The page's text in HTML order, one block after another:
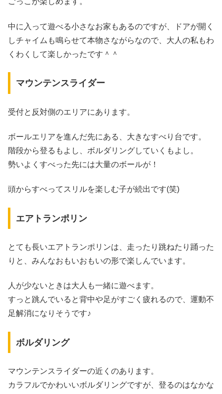
中に入って遊べる小さなお家もあるのですが、ドアが開く
しチャイムも鳴らせて本物さながらなので、大人の私もわ
くわくして楽しかったです＾＾
マウンテンスライダー
受付と反対側のエリアにあります。
ボールエリアを進んだ先にある、大きなすべり台です。
階段から登るもよし、ボルダリングしていくもよし。
勢いよくすべった先には大量のボールが！
頭からすべってスリルを楽しむ子が続出です(笑)
エアトランポリン
とても長いエアトランポリンは、走ったり跳ねたり踊った
りと、みんなおもいおもいの形で楽しんでいます。
人が少ないときは大人も一緒に遊べます。
すっと跳んでいると背中や足がすごく疲れるので、運動不
足解消になりそうです♪
ボルダリング
マウンテンスライダーの近くのあります。
カラフルでかわいいボルダリングですが、登るのはなかな